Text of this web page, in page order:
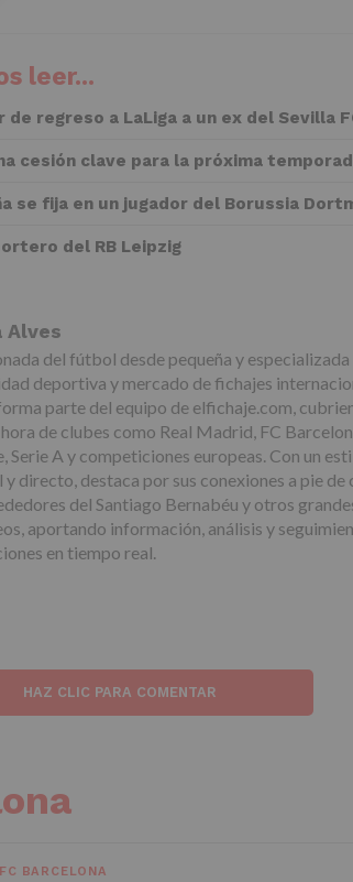
leer...
regreso a LaLiga a un ex del Sevilla
cesión clave para la próxima
se fija en un jugador del Borussia
del RB Leipzig
Alves
del fútbol desde pequeña y especializada
deportiva y mercado de fichajes
parte del equipo de elfichaje.com,
de clubes como Real Madrid, FC
Serie A y competiciones europeas. Con un
y directo, destaca por sus conexiones a pie de
del Santiago Bernabéu y otros
aportando información, análisis y
en tiempo real.
HAZ CLIC PARA COMENTAR
FC BARCELONA